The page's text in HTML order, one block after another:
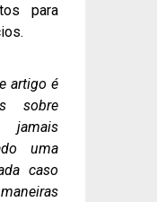
para
artigo é
sobre
jamais
uma
caso